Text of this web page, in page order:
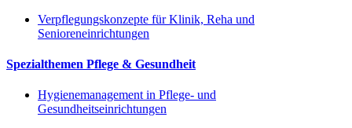
Verpflegungskonzepte für Klinik, Reha und
Senioreneinrichtungen
Spezialthemen Pflege & Gesundheit
Hygienemanagement in Pflege- und
Gesundheitseinrichtungen